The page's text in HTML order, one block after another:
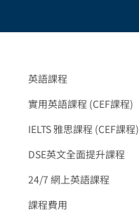
英語課程
實用英語課程 (CEF課程)
IELTS 雅思課程 (CEF課程)
DSE英文全面提升課程
24/7 網上英語課程
課程費用